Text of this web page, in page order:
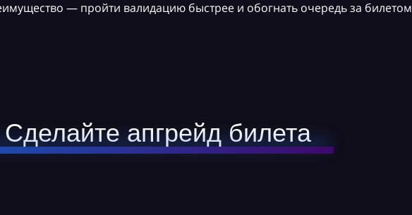
— пройти валидацию быстрее и обогнать очередь за билетом
Сделайте апгрейд билета